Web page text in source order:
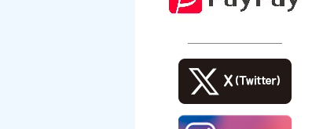
――――――――――